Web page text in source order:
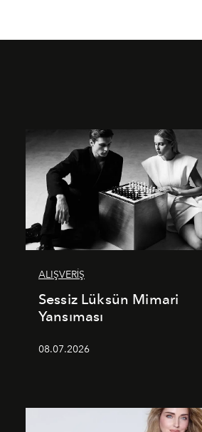
ALIŞVERİŞ
Sessiz Lüksün Mimari
Yansıması
08.07.2026